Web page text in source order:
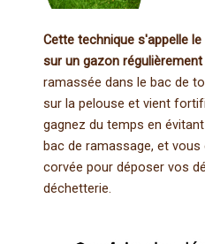
Cette technique s'appelle
sur un gazon
ramassée dans le bac de
sur la pelouse et vient
gagnez du temps en
bac de ramassage, et
corvée pour déposer vos
déchetterie.